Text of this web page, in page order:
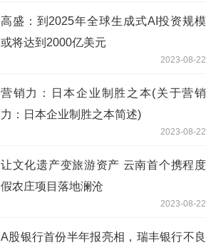
高盛：到2025年全球生成式AI投资规模
或将达到2000亿美元
2023-08-22
营销力：日本企业制胜之本(关于营销
力：日本企业制胜之本简述)
2023-08-22
让文化遗产变旅游资产 云南首个携程度
假农庄项目落地澜沧
2023-08-22
A股银行首份半年报亮相，瑞丰银行不良